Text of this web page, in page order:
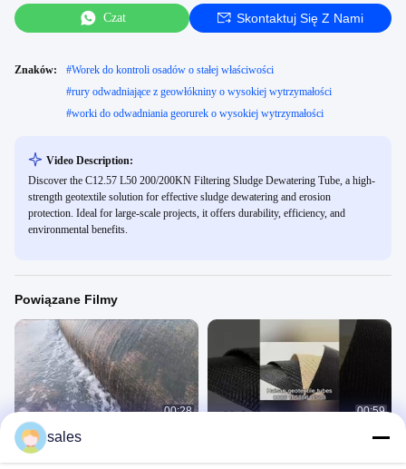
Czat Skontaktuj Się Z Nami
Znaków: #Worek do kontroli osadów o stałej właściwości
#rury odwadniające z geowłókniny o wysokiej wytrzymałości
#worki do odwadniania georurek o wysokiej wytrzymałości
Video Description:
Discover the C12.57 L50 200/200KN Filtering Sludge Dewatering Tube, a high-
strength geotextile solution for effective sludge dewatering and erosion
protection. Ideal for large-scale projects, it offers durability, efficiency, and
environmental benefits.
Powiązane Filmy
00:28
Tuby z geowłókniny
Tuby Z Geowłókniny
00:59
sales